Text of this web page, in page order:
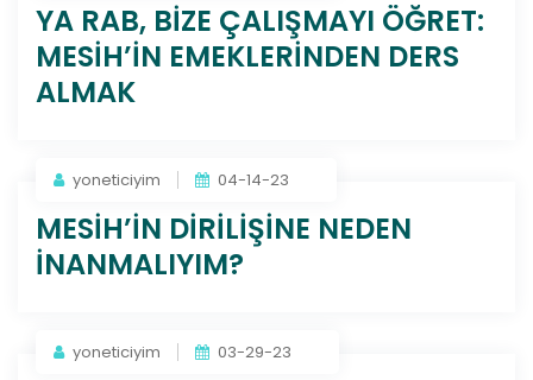
YA RAB, BİZE ÇALIŞMAYI ÖĞRET:
MESİH’İN EMEKLERİNDEN DERS
ALMAK
yoneticiyim 04-14-23
MESİH’İN DİRİLİŞİNE NEDEN
İNANMALIYIM?
yoneticiyim 03-29-23